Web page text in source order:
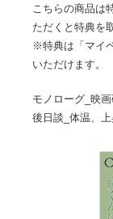
こちらの商品は
ただくと特典を
※特典は「マイ
いただけます。
モノローグ_映
後日談_体温、上